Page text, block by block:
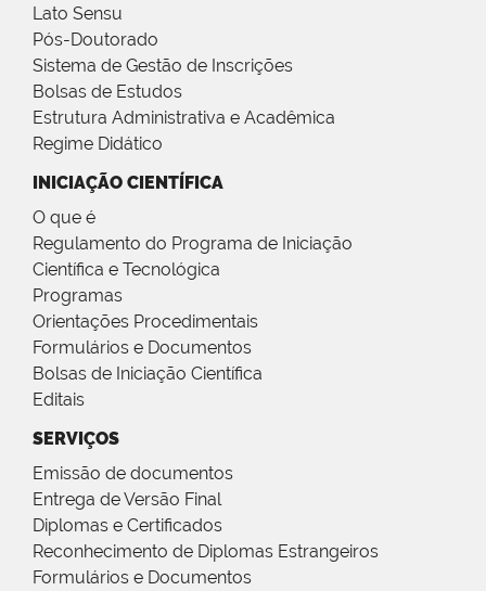
Lato Sensu
Pós-Doutorado
Sistema de Gestão de Inscrições
Bolsas de Estudos
Estrutura Administrativa e Acadêmica
Regime Didático
INICIAÇÃO CIENTÍFICA
O que é
Regulamento do Programa de Iniciação
Científica e Tecnológica
Programas
Orientações Procedimentais
Formulários e Documentos
Bolsas de Iniciação Científica
Editais
SERVIÇOS
Emissão de documentos
Entrega de Versão Final
Diplomas e Certificados
Reconhecimento de Diplomas Estrangeiros
Formulários e Documentos